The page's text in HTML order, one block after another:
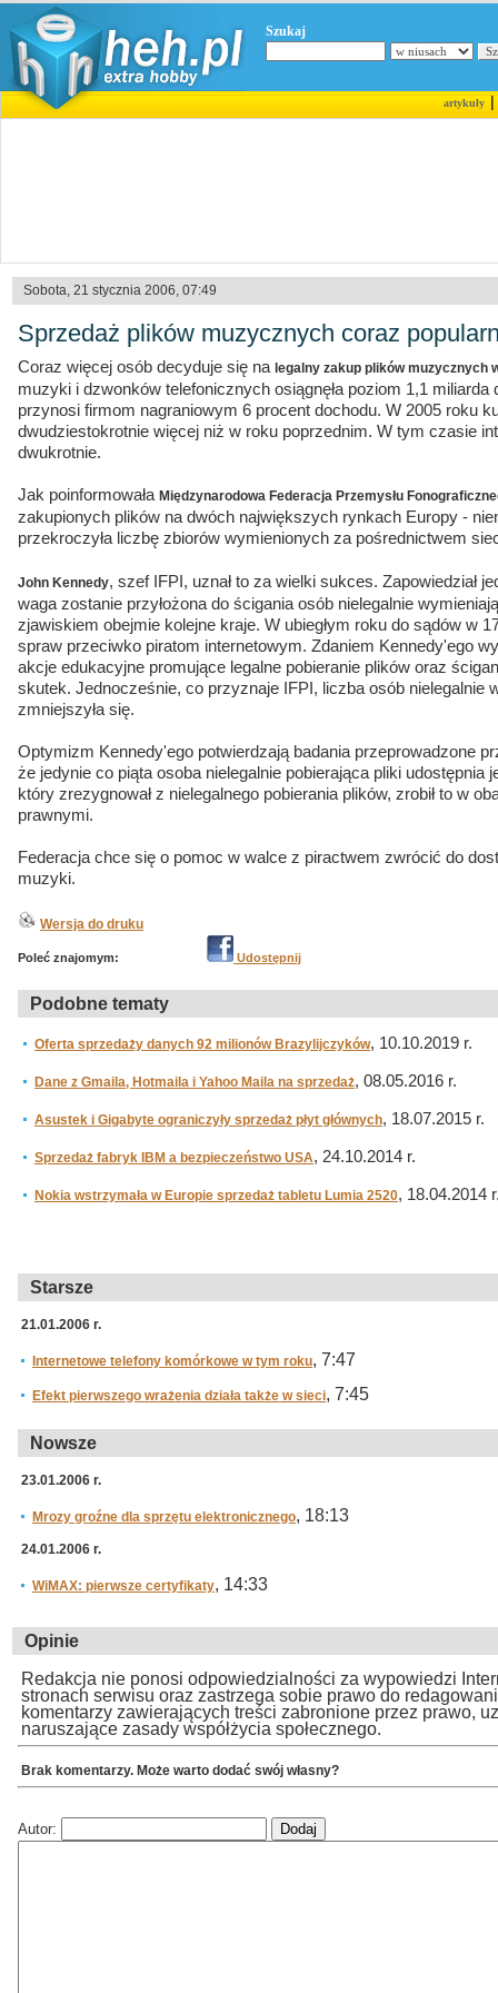
Szukaj
artykuły|
Sobota, 21 stycznia 2006, 07:49
Sprzedaż plików muzycznych coraz
Coraz więcej osób decyduje się na legalny zakup plików muzycznych
muzyki i dzwonków telefonicznych osiągnęła poziom 1,1 miliarda
przynosi firmom nagraniowym 6 procent dochodu. W 2005 roku
dwudziestokrotnie więcej niż w roku poprzednim. W tym czasie
dwukrotnie.
Jak poinformowała Międzynarodowa Federacja Przemysłu
zakupionych plików na dwóch największych rynkach Europy -
przekroczyła liczbę zbiorów wymienionych za pośrednictwem
John Kennedy, szef IFPI, uznał to za wielki sukces. Zapowiedział
waga zostanie przyłożona do ścigania osób nielegalnie
zjawiskiem obejmie kolejne kraje. W ubiegłym roku do sądów w
spraw przeciwko piratom internetowym. Zdaniem Kennedy'ego
akcje edukacyjne promujące legalne pobieranie plików oraz
skutek. Jednocześnie, co przyznaje IFPI, liczba osób nielegalnie
zmniejszyła się.
Optymizm Kennedy'ego potwierdzają badania przeprowadzone
że jedynie co piąta osoba nielegalnie pobierająca pliki udostępnia
który zrezygnował z nielegalnego pobierania plików, zrobił to w
prawnymi.
Federacja chce się o pomoc w walce z piractwem zwrócić do
muzyki.
Wersja do druku
Poleć znajomym: Udostępnij
Podobne tematy
Oferta sprzedaży danych 92 milionów Brazylijczyków, 10.10.2019 r.
Dane z Gmaila, Hotmaila i Yahoo Maila na sprzedaż, 08.05.2016 r.
Asustek i Gigabyte ograniczyły sprzedaż płyt głównych, 18.07.2015 r.
Sprzedaż fabryk IBM a bezpieczeństwo USA, 24.10.2014 r.
Nokia wstrzymała w Europie sprzedaż tabletu Lumia 2520, 18.04.2014
Starsze
21.01.2006 r.
Internetowe telefony komórkowe w tym roku, 7:47
Efekt pierwszego wrażenia działa także w sieci, 7:45
Nowsze
23.01.2006 r.
Mrozy groźne dla sprzętu elektronicznego, 18:13
24.01.2006 r.
WiMAX: pierwsze certyfikaty, 14:33
Opinie
Redakcja nie ponosi odpowiedzialności za wypowiedzi
stronach serwisu oraz zastrzega sobie prawo do
komentarzy zawierających treści zabronione przez prawo,
naruszające zasady współżycia społecznego.
Brak komentarzy. Może warto dodać swój własny?
Autor: